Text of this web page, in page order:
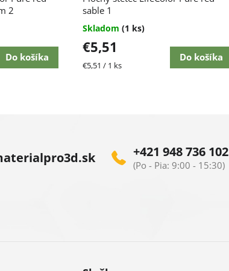
2
Do košíka
sable 1
Skladom (1 ks)
€5,51
Jednotková
€5,51 / 1 ks
Do košíka
+421 948 736 102